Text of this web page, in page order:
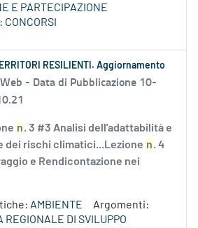
E PARTECIPAZIONE
CONCORSI
RESILIENTI. Aggiornamento
- Data di Pubblicazione 10-
n. 3 #3 Analisi dell'adattabilità e
dei rischi climatici...Lezione n. 4
e Rendicontazione nei
AMBIENTE
Argomenti:
REGIONALE DI SVILUPPO